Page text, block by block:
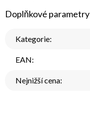
Doplňkové parametry
Kategorie:
EAN:
Nejnižší cena: